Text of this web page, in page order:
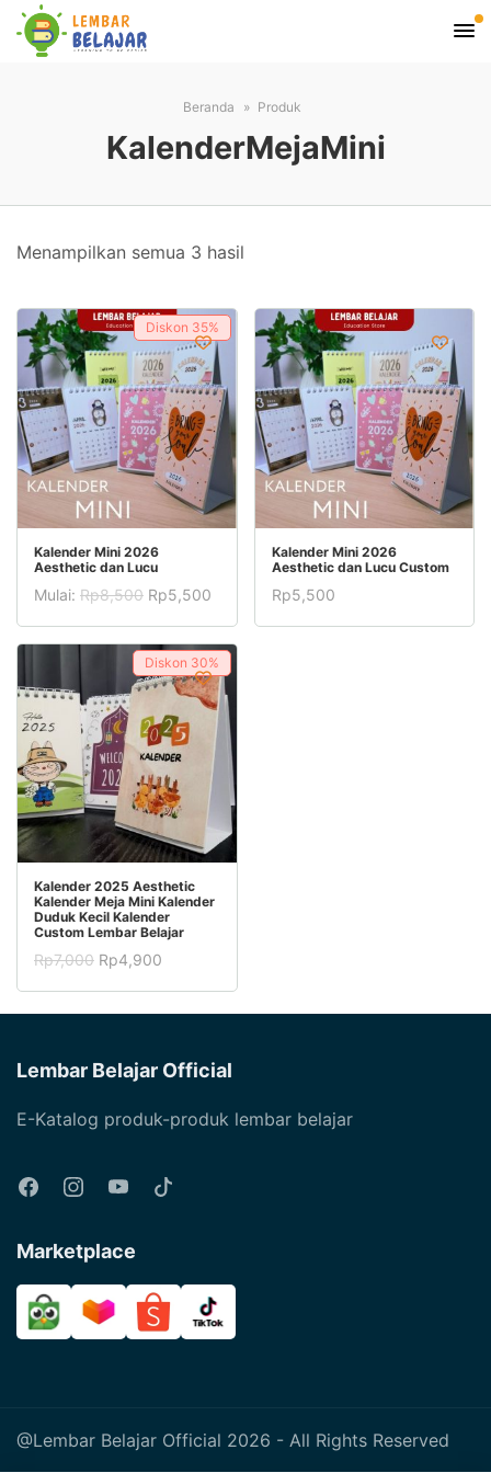
Beranda Produk
KalenderMejaMini
Menampilkan semua 3 hasil
harga:
tinggi
ke
rendah
Diskon 35%
PILIH OPSI
Produk
ini
memiliki
beberapa
Pilihan
ini
dapat
diambil
di
halaman
produk
Kalender Mini 2026
Aesthetic dan Lucu
Mulai: Rp8,500 Rp5,500
ini
beberapa
varian.
Pilihan
ini
dapat
diambil
di
halaman
produk
TAMBAH KE KERANJANG
Kalender Mini 2026
Aesthetic dan Lucu Custom
Rp5,500
Diskon 30%
PILIH OPSI
Produk
ini
memiliki
beberapa
ini
diambil
halaman
Kalender 2025 Aesthetic
Kalender Meja Mini Kalender
Duduk Kecil Kalender
Custom Lembar Belajar
Rp7,000 Harga
adalah:
Rp7,000.
Rp4,900
ini
adalah:
ini
beberapa
dapat
di
halaman
produk
Lembar Belajar Official
E-Katalog produk-produk lembar belajar
Marketplace
@Lembar Belajar Official 2026 - All Rights Reserved